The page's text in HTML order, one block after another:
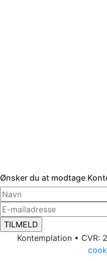
Ønsker du at modtage
Kontemplation • CVR: